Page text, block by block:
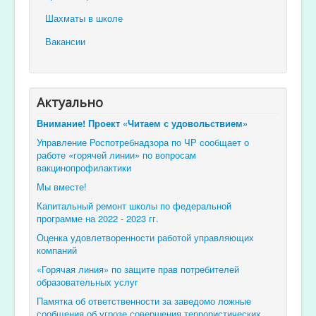
Шахматы в школе
Вакансии
Актуально
Внимание! Проект «Читаем с удовольствием»
Управление Роспотребнадзора по ЧР сообщает о
работе «горячей линии» по вопросам
вакцинопрофилактики
Мы вместе!
Капитальный ремонт школы по федеральной
программе на 2022 - 2023 гг.
Оценка удовлетворенности работой управляющих
компаний
«Горячая линия» по защите прав потребителей
образовательных услуг
Памятка об ответственности за заведомо ложные
сообщения об угрозе совершения террористических